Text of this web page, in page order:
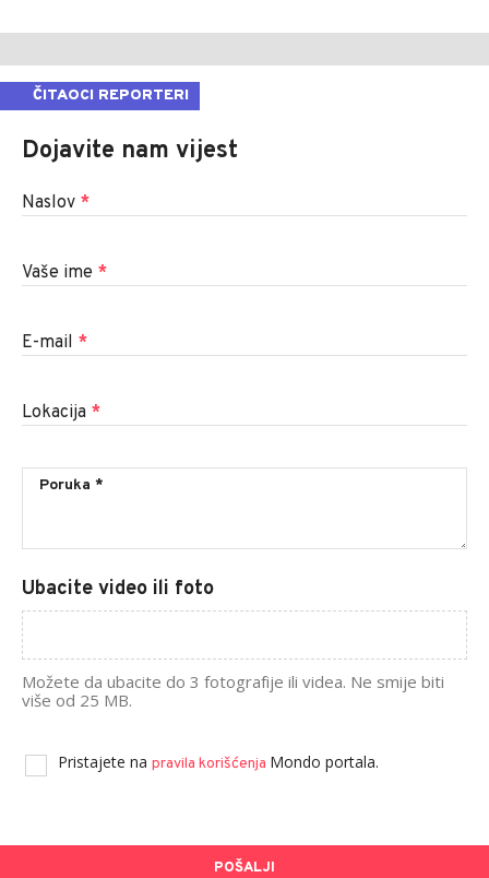
ČITAOCI REPORTERI
Dojavite nam vijest
Naslov *
Vaše ime *
E-mail *
Lokacija *
Ubacite video ili foto
Možete da ubacite do 3 fotografije ili videa. Ne smije biti
više od 25 MB.
Pristajete na pravila korišćenja Mondo portala.
POŠALJI